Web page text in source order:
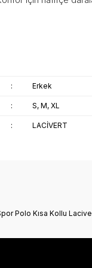
: Erkek
: S, M, XL
: LACİVERT
Polo Kısa Kollu